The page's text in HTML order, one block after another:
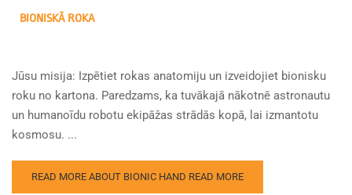
BIONISKĀ ROKA
Jūsu misija: Izpētiet rokas anatomiju un izveidojiet bionisku
roku no kartona. Paredzams, ka tuvākajā nākotnē astronautu
un humanoīdu robotu ekipāžas strādās kopā, lai izmantotu
kosmosu. ...
READ MORE ABOUT BIONIC HAND READ MORE